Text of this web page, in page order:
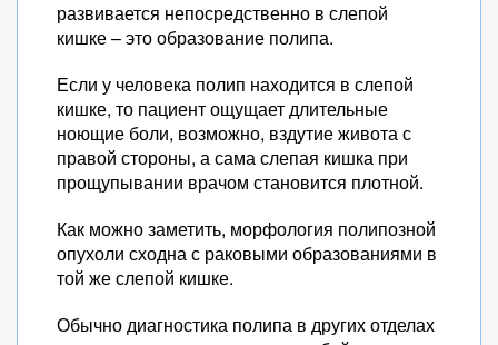
развивается непосредственно в слепой
кишке – это образование полипа.
Если у человека полип находится в слепой
кишке, то пациент ощущает длительные
ноющие боли, возможно, вздутие живота с
правой стороны, а сама слепая кишка при
прощупывании врачом становится плотной.
Как можно заметить, морфология полипозной
опухоли сходна с раковыми образованиями в
той же слепой кишке.
Обычно диагностика полипа в других отделах